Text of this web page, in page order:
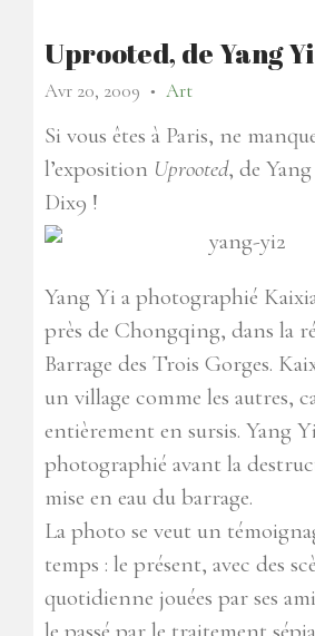
Uprooted, de Yang Yi
Avr 20, 2009 ● Art
Si vous êtes à Paris, ne
l’exposition Uprooted, de
Dix9 !
Yang Yi a photographié
près de Chongqing, dans la
Barrage des Trois Gorges.
un village comme les autres,
entièrement en sursis. Yang
photographié avant la
mise en eau du barrage.
La photo se veut un
temps : le présent, avec des
quotidienne jouées par ses